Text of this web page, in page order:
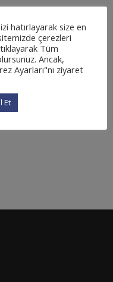
hatırlayarak size en
çerezleri
Tüm
Ancak,
Ayarları"nı ziyaret
Et